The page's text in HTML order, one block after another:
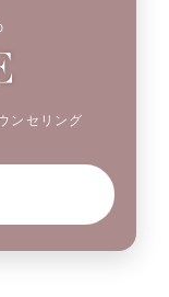
ンセリング